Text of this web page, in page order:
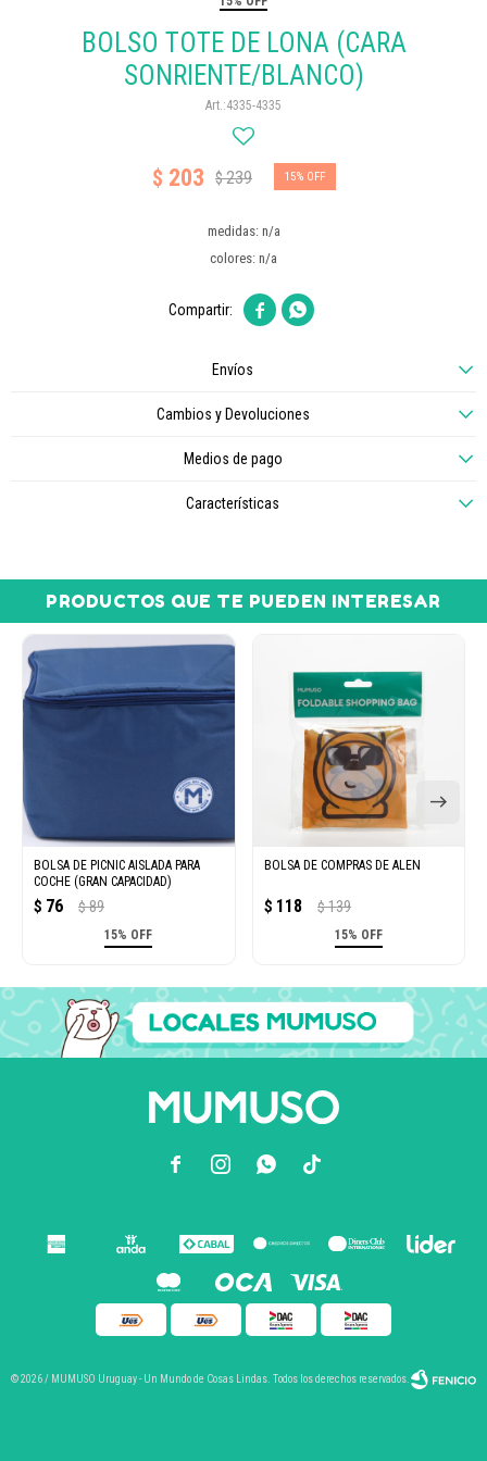
BOLSO TOTE DE LONA (CARA
SONRIENTE/BLANCO)
4335-4335
$ 203 $239 15
medidas: n/a
colores: n/a
 
Envíos
Cambios y Devoluciones
Medios de pago
Características
PRODUCTOS QUE TE PUEDEN INTERESAR
BOLSA DE PICNIC AISLADA PARA
COCHE (GRAN CAPACIDAD)
$ 76 $ 89
15% OFF
BOLSA DE COMPRAS DE ALEN
$ 118 $ 139
15% OFF
  
© 2026 / MUMUSO Uruguay - Un Mundo de Cosas Lindas. Todos los derechos reservados.